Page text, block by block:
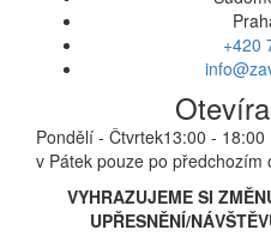
+420
Pondělí - Čtvrtek13:00 - 18:00
v Pátek pouze po předchozím
VYHRAZUJEME SI
UPŘESNĚNÍ/